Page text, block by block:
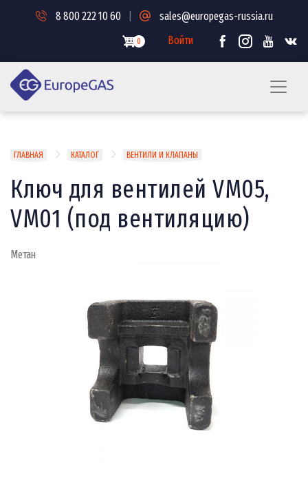
8 800 222 10 60 sales@europegas-russia.ru
0 Войти
Строка
навигации
ГЛАВНАЯ КАТАЛОГ ВЕНТИЛИ И КЛАПАНЫ
Ключ для вентилей VM05,
VM01 (под вентиляцию)
Метан